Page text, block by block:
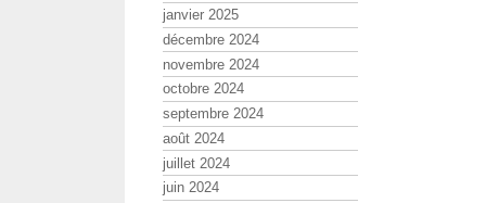
janvier 2025
décembre 2024
novembre 2024
octobre 2024
septembre 2024
août 2024
juillet 2024
juin 2024